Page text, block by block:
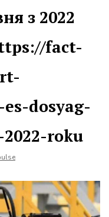
з 2022
fact-
dosyag-
roku